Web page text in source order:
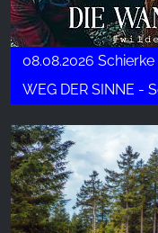
08.08.2026 Schierke
WEG DER SINNE -